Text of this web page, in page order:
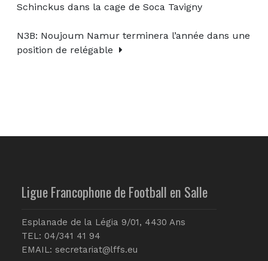
Schinckus dans la cage de Soca Tavigny
N3B: Noujoum Namur terminera l’année dans une
position de relégable
Ligue Francophone de Football en Salle
Esplanade de la Légia 9/01, 4430 Ans
TEL: 04/341 41 94
EMAIL: secretariat@lffs.eu